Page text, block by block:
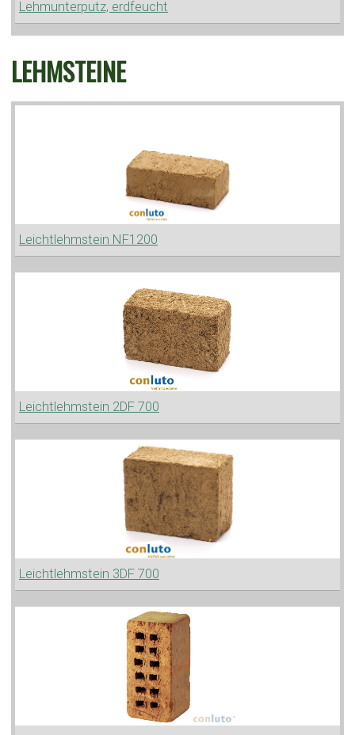
Lehmunterputz, erdfeucht
LEHMSTEINE
Leichtlehmstein NF1200
Leichtlehmstein 2DF 700
Leichtlehmstein 3DF 700